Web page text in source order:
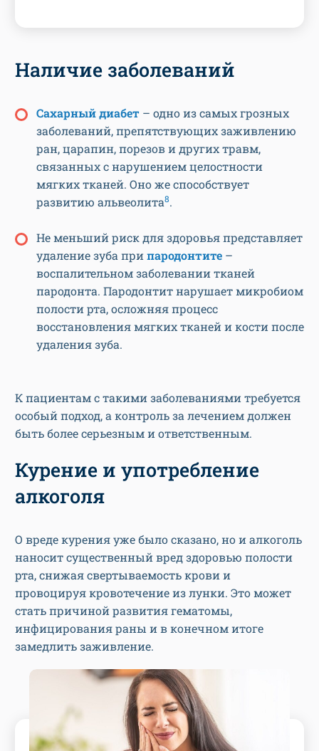
Наличие заболеваний
Сахарный диабет – одно из самых грозных
заболеваний, препятствующих заживлению
ран, царапин, порезов и других травм,
связанных с нарушением целостности
мягких тканей. Оно же способствует
развитию альвеолита8.
Не меньший риск для здоровья представляет
удаление зуба припародонтите –
воспалительном заболевании тканей
пародонта. Пародонтит нарушает микробиом
полости рта, осложняя процесс
восстановления мягких тканей и кости после
удаления зуба.
К пациентам с такими заболеваниями требуется
особый подход, а контроль за лечением должен
быть более серьезным и ответственным.
Курение и употребление
алкоголя
О вреде курения уже было сказано, но и алкоголь
наносит существенный вред здоровью полости
рта, снижая свертываемость крови и
провоцируя кровотечение из лунки. Это может
стать причиной развития гематомы,
инфицирования раны и в конечном итоге
замедлить заживление.